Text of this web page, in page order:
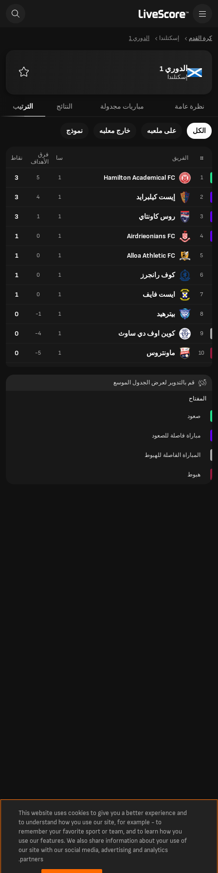
كرة القدم إسكتلندا الدوري 1
الدوري 1
إسكتلندا
نظرة عامة مباريات مجدولة النتائج الترتيب
الكل على ملعبه خارج معلبه نموذج
# الفريق
1
Hamilton Academical FC
2 إيست كيلبرايد
3 روس كاونتاي
4
Airdrieonians FC
5
Alloa Athletic FC
6 كوف رانجرز
7 ايست فايف
8 بيترهيد
9 كوين اوف دي ساوث
10 ماونتروس
سا
فرق
الأهداف
نقاط
1
5
3
1
4
3
1
1
3
1
0
1
1
0
1
1
0
1
1
0
1
1
-1
0
1
-4
0
1
-5
0
قم بالتدوير لعرض الجدول الموسع
المفتاح
صعود
مباراة فاصلة للصعود
المباراة الفاصلة للهبوط
هبوط
This website uses cookies to give you a better experience and
to understand how you use our site, for example - to
remember your favorite sport or team, and to learn how you
use our features. We also share information about your use of
our site with our social media, advertising and analytics
partners.